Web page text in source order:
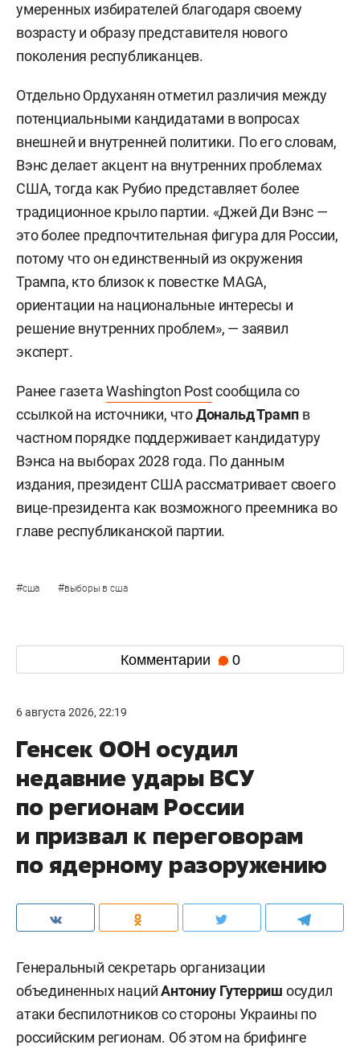
умеренных избирателей благодаря своему
возрасту и образу представителя нового
поколения республиканцев.
Отдельно Ордуханян отметил различия между
потенциальными кандидатами в вопросах
внешней и внутренней политики. По его словам,
Вэнс делает акцент на внутренних проблемах
США, тогда как Рубио представляет более
традиционное крыло партии. «Джей Ди Вэнс —
это более предпочтительная фигура для России,
потому что он единственный из окружения
Трампа, кто близок к повестке MAGA,
ориентации на национальные интересы и
решение внутренних проблем», — заявил
эксперт.
Ранее газетаWashington Postсообщила со
ссылкой на источники, чтоДональд Трамп в
частном порядке поддерживает кандидатуру
Вэнса на выборах 2028 года. По данным
издания, президент США рассматривает своего
вице-президента как возможного преемника во
главе республиканской партии.
#сша #выборы в сша
Комментарии 0
6 августа 2026, 22:19
Генсек ООН осудил
недавние удары ВСУ
по регионам России
и призвал к переговорам
по ядерному разоружению
Генеральный секретарь организации
объединенных нацийАнтониу Гутерриш осудил
атаки беспилотников со стороны Украины по
российским регионам. Об этом на брифинге